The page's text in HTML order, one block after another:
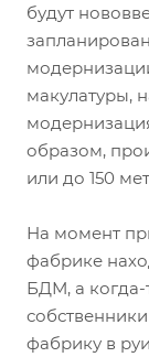
будут
макулатуры,
образом,
или до 150
На момент
фабрике
БДМ, а
фабрику в